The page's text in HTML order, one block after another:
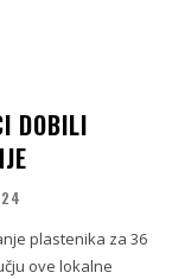
DOBILI
plastenika za 36
ove lokalne